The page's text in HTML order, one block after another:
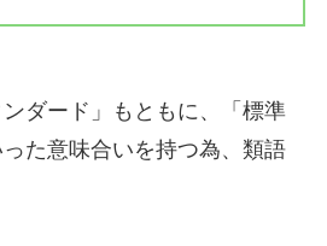
ンダード」もともに、「標準
た意味合いを持つ為、類語